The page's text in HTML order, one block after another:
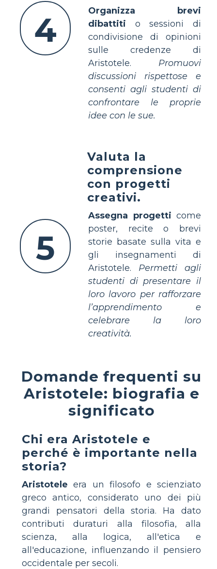
4
Organizza brevi
dibattiti o sessioni di
condivisione di opinioni
sulle credenze di
Aristotele. Promuovi
discussioni rispettose e
consenti agli studenti di
confrontare le proprie
idee con le sue.
5
Valuta la
comprensione
con progetti
creativi.
Assegna progetti come
poster, recite o brevi
storie basate sulla vita e
gli insegnamenti di
Aristotele. Permetti agli
studenti di presentare il
loro lavoro per rafforzare
l’apprendimento e
celebrare la loro
creatività.
Domande frequenti su
Aristotele: biografia e
significato
Chi era Aristotele e
perché è importante nella
storia?
Aristotele era un filosofo e scienziato
greco antico, considerato uno dei più
grandi pensatori della storia. Ha dato
contributi duraturi alla filosofia, alla
scienza, alla logica, all'etica e
all'educazione, influenzando il pensiero
occidentale per secoli.